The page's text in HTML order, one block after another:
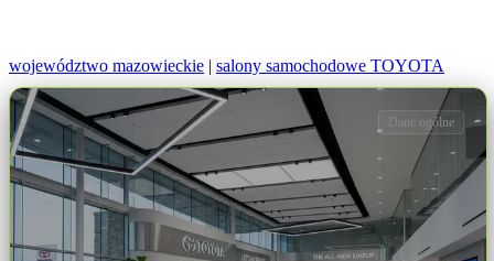
województwo mazowieckie | salony samochodowe TOYOTA
Dane ogólne